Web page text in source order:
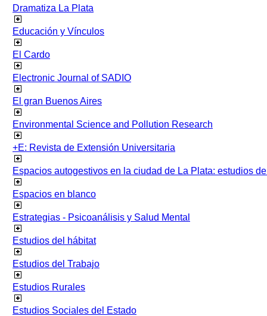
Dramatiza La Plata
Educación y Vínculos
El Cardo
Electronic Journal of SADIO
El gran Buenos Aires
Environmental Science and Pollution Research
+E: Revista de Extensión Universitaria
Espacios autogestivos en la ciudad de La Plata: estudios
Espacios en blanco
Estrategias - Psicoanálisis y Salud Mental
Estudios del hábitat
Estudios del Trabajo
Estudios Rurales
Estudios Sociales del Estado